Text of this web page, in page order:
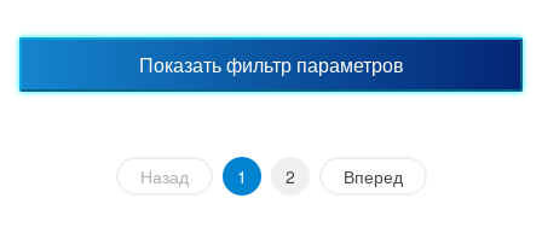
Показать фильтр параметров
Назад 1 2 Вперед